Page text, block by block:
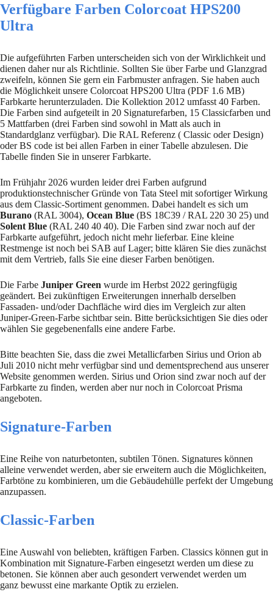
Verfügbare Farben Colorcoat HPS200
Ultra
Die aufgeführten Farben unterscheiden sich von der Wirklichkeit und
dienen daher nur als Richtlinie. Sollten Sie über Farbe und Glanzgrad
zweifeln, können Sie gern ein Farbmuster anfragen. Sie haben auch
die Möglichkeit unsere Colorcoat HPS200 Ultra (PDF 1.6 MB)
Farbkarte herunterzuladen. Die Kollektion 2012 umfasst 40 Farben.
Die Farben sind aufgeteilt in 20 Signaturefarben, 15 Classicfarben und
5 Mattfarben (drei Farben sind sowohl in Matt als auch in
Standardglanz verfügbar). Die RAL Referenz ( Classic oder Design)
oder BS code ist bei allen Farben in einer Tabelle abzulesen. Die
Tabelle finden Sie in unserer Farbkarte.
Im Frühjahr 2026 wurden leider drei Farben aufgrund
produktionstechnischer Gründe von Tata Steel mit sofortiger Wirkung
aus dem Classic-Sortiment genommen. Dabei handelt es sich um
Burano (RAL 3004), Ocean Blue (BS 18C39 / RAL 220 30 25) und
Solent Blue (RAL 240 40 40). Die Farben sind zwar noch auf der
Farbkarte aufgeführt, jedoch nicht mehr lieferbar. Eine kleine
Restmenge ist noch bei SAB auf Lager; bitte klären Sie dies zunächst
mit dem Vertrieb, falls Sie eine dieser Farben benötigen.
Die Farbe Juniper Green wurde im Herbst 2022 geringfügig
geändert. Bei zukünftigen Erweiterungen innerhalb derselben
Fassaden- und/oder Dachfläche wird dies im Vergleich zur alten
Juniper-Green-Farbe sichtbar sein. Bitte berücksichtigen Sie dies oder
wählen Sie gegebenenfalls eine andere Farbe.
Bitte beachten Sie, dass die zwei Metallicfarben Sirius und Orion ab
Juli 2010 nicht mehr verfügbar sind und dementsprechend aus unserer
Website genommen werden. Sirius und Orion sind zwar noch auf der
Farbkarte zu finden, werden aber nur noch in Colorcoat Prisma
angeboten.
Signature-Farben
Eine Reihe von naturbetonten, subtilen Tönen. Signatures können
alleine verwendet werden, aber sie erweitern auch die Möglichkeiten,
Farbtöne zu kombinieren, um die Gebäudehülle perfekt der Umgebung
anzupassen.
Classic-Farben
Eine Auswahl von beliebten, kräftigen Farben. Classics können gut in
Kombination mit Signature-Farben eingesetzt werden um diese zu
betonen. Sie können aber auch gesondert verwendet werden um
ganz bewusst eine markante Optik zu erzielen.